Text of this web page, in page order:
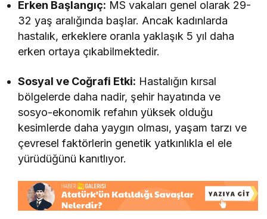
Erken Başlangıç: MS vakaları genel olarak 29-
32 yaş aralığında başlar. Ancak kadınlarda
hastalık, erkeklere oranla yaklaşık 5 yıl daha
erken ortaya çıkabilmektedir.
Sosyal ve Coğrafi Etki: Hastalığın kırsal
bölgelerde daha nadir, şehir hayatında ve
sosyo-ekonomik refahın yüksek olduğu
kesimlerde daha yaygın olması, yaşam tarzı ve
çevresel faktörlerin genetik yatkınlıkla el ele
yürüdüğünü kanıtlıyor.